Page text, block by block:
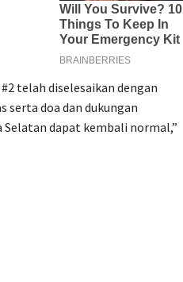
telah diselesaikan dengan
serta doa dan dukungan
Selatan dapat kembali normal,”